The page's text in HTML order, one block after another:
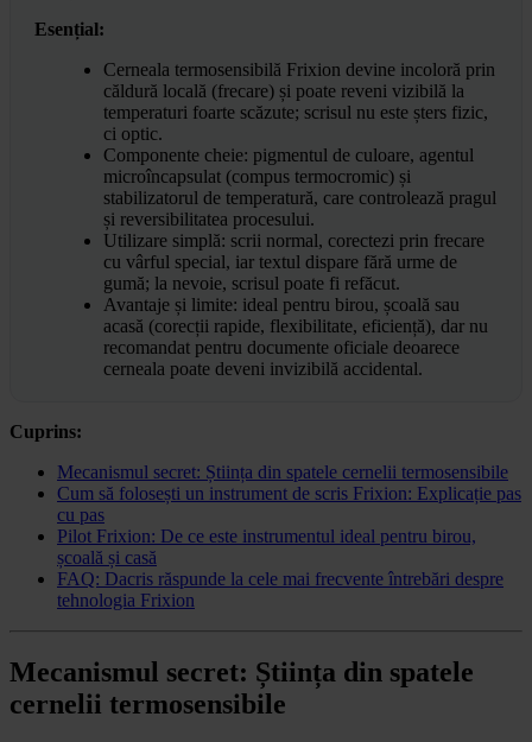
Esențial:
Cerneala termosensibilă Frixion devine incoloră prin
căldură locală (frecare) și poate reveni vizibilă la
temperaturi foarte scăzute; scrisul nu este șters fizic,
ci optic.
Componente cheie: pigmentul de culoare, agentul
microîncapsulat (compus termocromic) și
stabilizatorul de temperatură, care controlează pragul
și reversibilitatea procesului.
Utilizare simplă: scrii normal, corectezi prin frecare
cu vârful special, iar textul dispare fără urme de
gumă; la nevoie, scrisul poate fi refăcut.
Avantaje și limite: ideal pentru birou, școală sau
acasă (corecții rapide, flexibilitate, eficiență), dar nu
recomandat pentru documente oficiale deoarece
cerneala poate deveni invizibilă accidental.
Cuprins:
Mecanismul secret: Știința din spatele cernelii termosensibile
Cum să folosești un instrument de scris Frixion: Explicație pas
cu pas
Pilot Frixion: De ce este instrumentul ideal pentru birou,
școală și casă
FAQ: Dacris răspunde la cele mai frecvente întrebări despre
tehnologia Frixion
Mecanismul secret: Știința din spatele
cernelii termosensibile